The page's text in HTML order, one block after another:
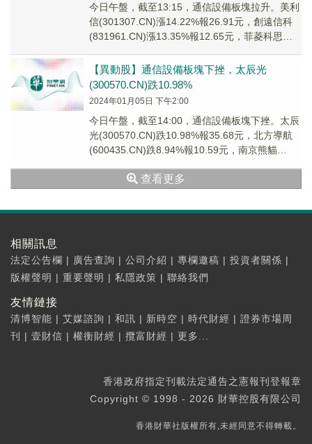
今日午盤，截至13:15，通信設備板塊拉升。美利
信(301307.CN)漲14.22%報26.91元，創遠信科
(831961.CN)漲13.35%報12.65元，菲菱科思
【異動股】通信設備板塊下挫，太辰光
(300570.CN)跌10.98%
2024年01月05日 下午2:00
今日午盤，截至14:00，通信設備板塊下挫。太辰
光(300570.CN)跌10.98%報35.68元，北方導航
(600435.CN)跌8.94%報10.59元，南京熊貓
查看更多
相關訊息
法定公告欄 | 廣告查詢 | 公司介紹 | 專欄邀稿 | 投資者關係 |
版權聲明 | 重要聲明 | 私隱政策 | 聯絡我們
友情鏈接
清博智能 | 艾媒諮詢 | 和訊 | 新時空 | 時代財經 | 證券市場周
刊
| 壹財信 | 權衡財經 | 攬富財經 | 更多...
香港政府指定刊載法定通告之憲報刊登報章
Copyright © 1998 - 2026 財華控股有限公司
香港財華社版權所有,未經同意不得轉載。